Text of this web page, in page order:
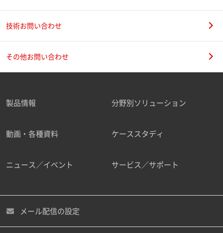
技術お問い合わせ
その他お問い合わせ
製品情報 分野別ソリューション
動画・各種資料 ケーススタディ
ニュース／イベント サービス／サポート
メール配信の設定